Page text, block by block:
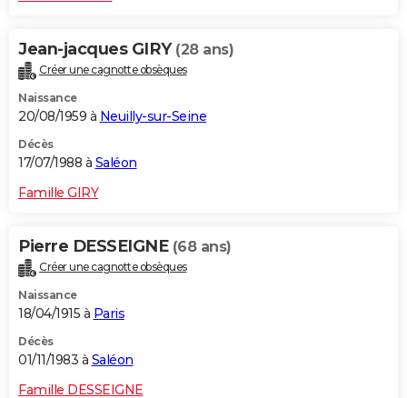
Jean-jacques GIRY (28 ans)
Créer une cagnotte obsèques
Naissance
20/08/1959 à Neuilly-sur-Seine
Décès
17/07/1988 à Saléon
Famille GIRY
Pierre DESSEIGNE (68 ans)
Créer une cagnotte obsèques
Naissance
18/04/1915 à Paris
Décès
01/11/1983 à Saléon
Famille DESSEIGNE